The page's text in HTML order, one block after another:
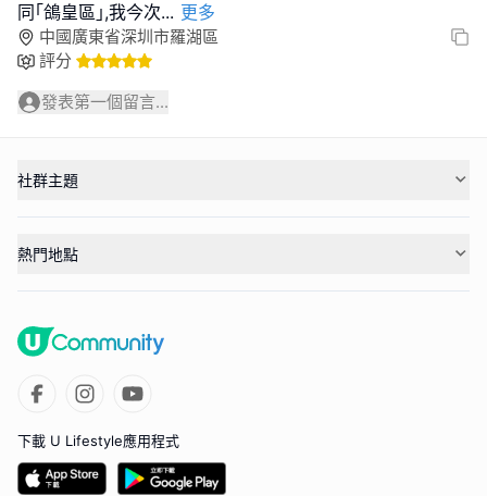
同｢鴿皇區｣,我今次... 更多
中國廣東省深圳市羅湖區
評分
發表第一個留言...
社群主題
熱門地點
下載 U Lifestyle應用程式